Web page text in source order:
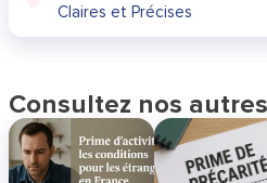
Claires et Précises
Consultez nos